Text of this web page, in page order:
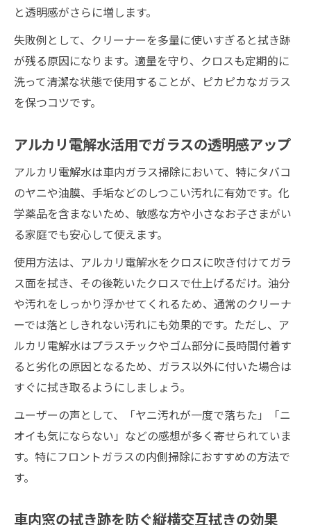
と透明感がさらに増します。
失敗例として、クリーナーを多量に使いすぎると拭き跡
が残る原因になります。適量を守り、クロスも定期的に
洗って清潔な状態で使用することが、ピカピカなガラス
を保つコツです。
アルカリ電解水活用でガラスの透明感アップ
アルカリ電解水は車内ガラス掃除において、特にタバコ
のヤニや油膜、手垢などのしつこい汚れに有効です。化
学薬品を含まないため、敏感な方や小さなお子さまがい
る家庭でも安心して使えます。
使用方法は、アルカリ電解水をクロスに吹き付けてガラ
ス面を拭き、その後乾いたクロスで仕上げるだけ。油分
や汚れをしっかり浮かせてくれるため、通常のクリーナ
ーでは落としきれない汚れにも効果的です。ただし、ア
ルカリ電解水はプラスチックやゴム部分に長時間付着す
ると劣化の原因となるため、ガラス以外に付いた場合は
すぐに拭き取るようにしましょう。
ユーザーの声として、「ヤニ汚れが一度で落ちた」「ニ
オイも気にならない」などの感想が多く寄せられていま
す。特にフロントガラスの内側掃除におすすめの方法で
す。
車内窓の拭き跡を防ぐ縦横交互拭きの効果